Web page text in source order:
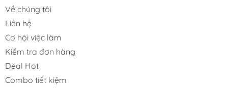
Về chúng tôi
Liên hệ
Cơ hội việc làm
Kiểm tra đơn hàng
Deal Hot
Combo tiết kiệm